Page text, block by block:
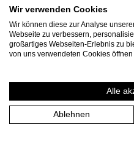
Facebook
Instagram
Newsletter
Wir verwenden Cookies
Wir können diese zur Analyse
Webseite zu verbessern,
großartiges Webseiten-Erlebnis zu
von uns verwendeten Cookies
Alle
Ablehnen